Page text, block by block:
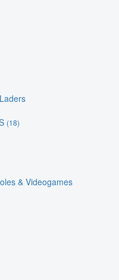
(18)
& Videogames